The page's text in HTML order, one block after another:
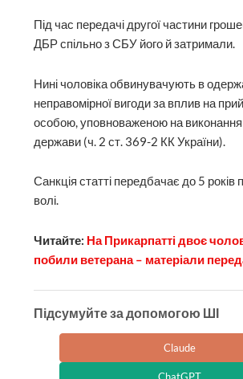
Під час передачі другої частини
ДБР спільно з СБУ його й затримали.
Нині чоловіка обвинувачують в
неправомірної вигоди за вплив на
особою, уповноваженою на
держави (ч. 2 ст. 369-2 КК України).
Санкція статті передбачає до 5 років
волі.
Читайте: На Прикарпатті двоє
побили ветерана – матеріали
Підсумуйте за допомогою ШІ
Claude